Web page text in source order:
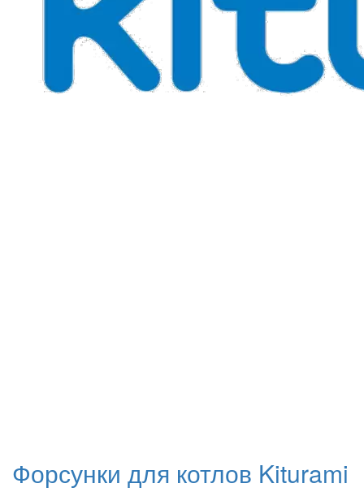
Форсунки для котлов Kiturami